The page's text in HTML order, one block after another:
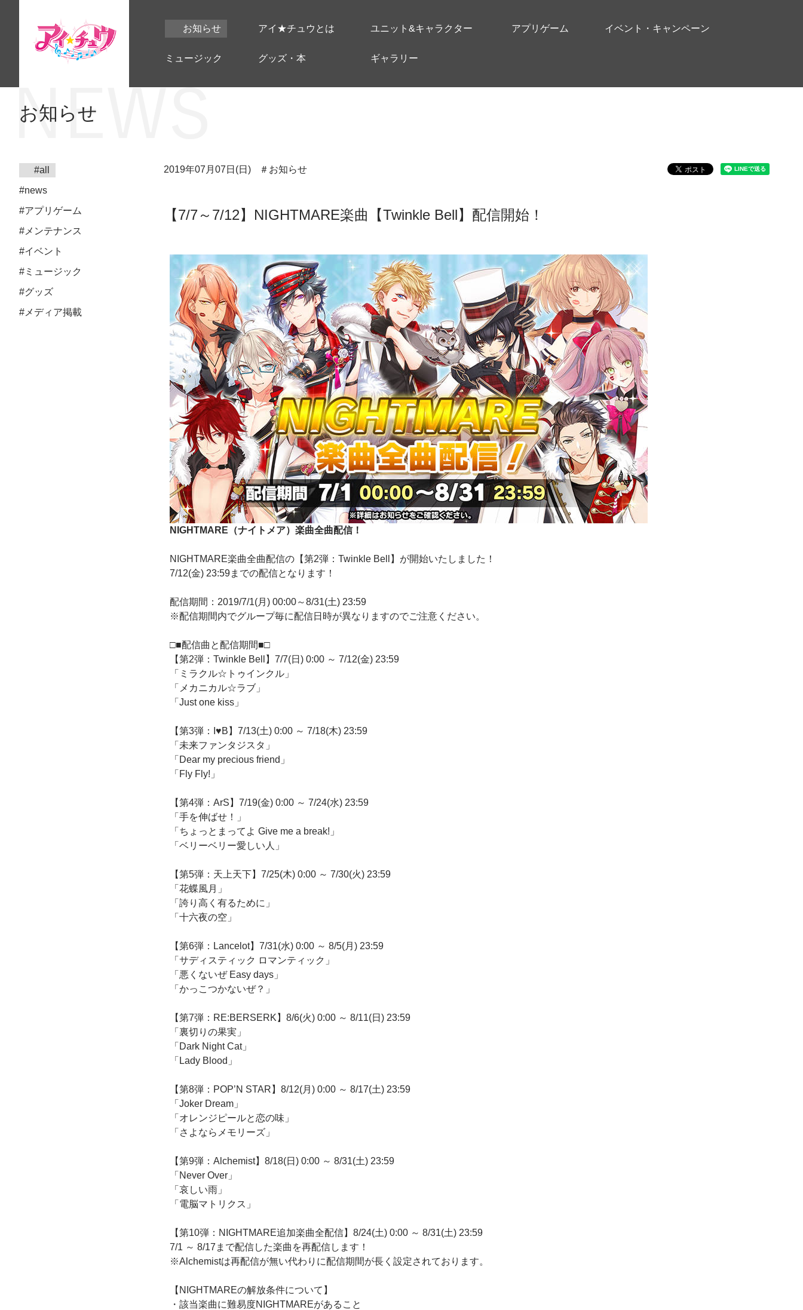
お知らせ アイ★チュウとは ユニット&キャラクター アプリゲーム イベント・キャンペーン
ミュージック グッズ・本 ギャラリー
お知らせ
#all
#news
#アプリゲーム
#メンテナンス
#イベント
#ミュージック
#グッズ
#メディア掲載
2019年07月07日(日) ＃お知らせ
【7/7～7/12】NIGHTMARE楽曲【Twinkle Bell】配信開始！
NIGHTMARE（ナイトメア）楽曲全曲配信！
NIGHTMARE楽曲全曲配信の【第2弾：Twinkle Bell】が開始いたしました！
7/12(金) 23:59までの配信となります！
配信期間：2019/7/1(月) 00:00～8/31(土) 23:59
※配信期間内でグループ毎に配信日時が異なりますのでご注意ください。
□■配信曲と配信期間■□
【第2弾：Twinkle Bell】7/7(日) 0:00 ～ 7/12(金) 23:59
「ミラクル☆トゥインクル」
「メカニカル☆ラブ」
「Just one kiss」
【第3弾：I♥B】7/13(土) 0:00 ～ 7/18(木) 23:59
「未来ファンタジスタ」
「Dear my precious friend」
「Fly Fly!」
【第4弾：ArS】7/19(金) 0:00 ～ 7/24(水) 23:59
「手を伸ばせ！」
「ちょっとまってよ Give me a break!」
「ベリーベリー愛しい人」
【第5弾：天上天下】7/25(木) 0:00 ～ 7/30(火) 23:59
「花蝶風月」
「誇り高く有るために」
「十六夜の空」
【第6弾：Lancelot】7/31(水) 0:00 ～ 8/5(月) 23:59
「サディスティック ロマンティック」
「悪くないぜ Easy days」
「かっこつかないぜ？」
【第7弾：RE:BERSERK】8/6(火) 0:00 ～ 8/11(日) 23:59
「裏切りの果実」
「Dark Night Cat」
「Lady Blood」
【第8弾：POP’N STAR】8/12(月) 0:00 ～ 8/17(土) 23:59
「Joker Dream」
「オレンジピールと恋の味」
「さよならメモリーズ」
【第9弾：Alchemist】8/18(日) 0:00 ～ 8/31(土) 23:59
「Never Over」
「哀しい雨」
「電脳マトリクス」
【第10弾：NIGHTMARE追加楽曲全配信】8/24(土) 0:00 ～ 8/31(土) 23:59
7/1 ～ 8/17まで配信した楽曲を再配信します！
※Alchemistは再配信が無い代わりに配信期間が長く設定されております。
【NIGHTMAREの解放条件について】
・該当楽曲に難易度NIGHTMAREがあること